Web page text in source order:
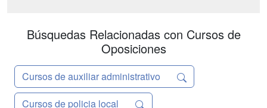
nivel s...
Búsquedas Relacionadas con Cursos de
Oposiciones
Cursos de auxiliar administrativo
Cursos de policia local